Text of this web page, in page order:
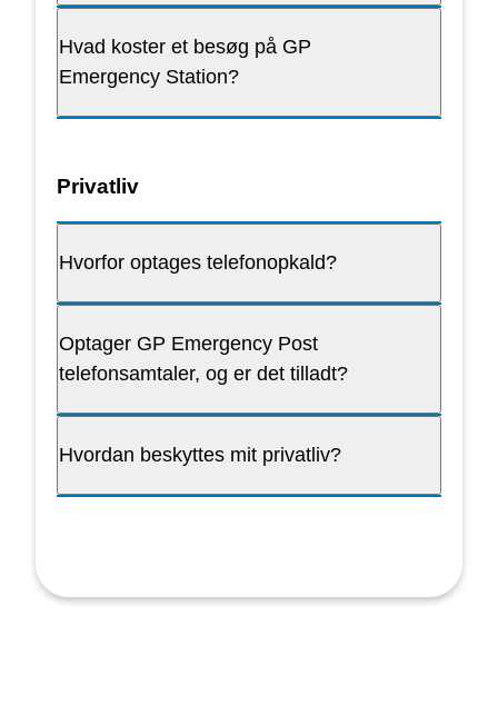
Hvad koster et besøg på GP
Emergency Station?
Privatliv
Hvorfor optages telefonopkald?
Optager GP Emergency Post
telefonsamtaler, og er det tilladt?
Hvordan beskyttes mit privatliv?